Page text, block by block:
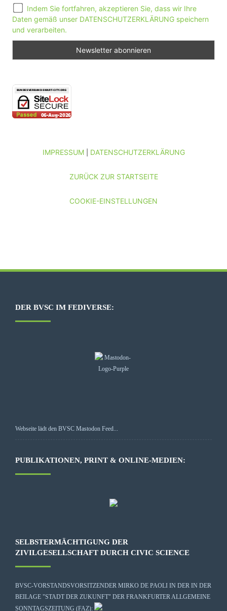
Indem Sie fortfahren, akzeptieren Sie, dass wir Ihre
Daten gemäß unser DATENSCHUTZERKLÄRUNG speichern
und verarbeiten.
IMPRESSUM| DATENSCHUTZERKLÄRUNG
ZURÜCK ZUR STARTSEITE
COOKIE-EINSTELLUNGEN
DER BVSC IM FEDIVERSE:
Webseite lädt den BVSC Mastodon Feed...
PUBLIKATIONEN, PRINT & ONLINE-MEDIEN:
SELBSTERMÄCHTIGUNG DER
ZIVILGESELLSCHAFT DURCH CIVIC SCIENCE
BVSC-VORSTANDSVORSITZENDER MIRKO DE PAOLI IN DER IN DER
BEILAGE "STADT DER ZUKUNFT" DER FRANKFURTER ALLGEMEINE
SONNTAGSZEITUNG (FAZ):